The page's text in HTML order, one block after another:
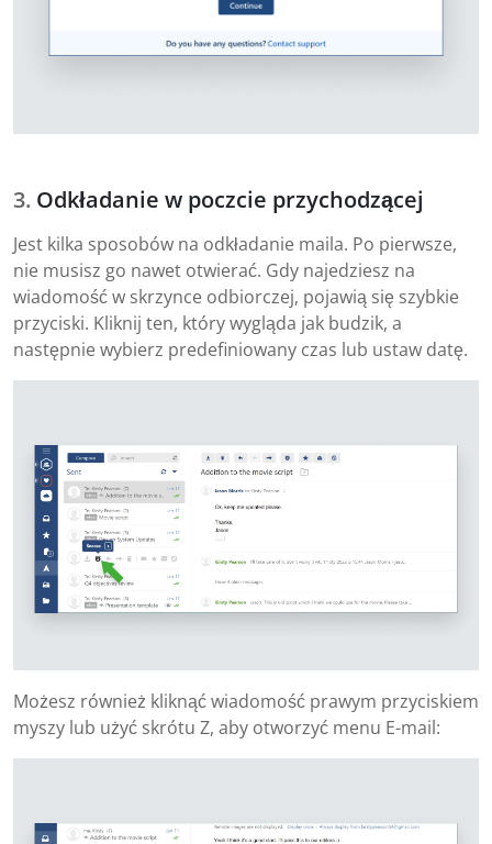
Odkładanie w poczcie przychodzącej
Jest kilka sposobów na odkładanie maila. Po pierwsze,
nie musisz go nawet otwierać. Gdy najedziesz na
wiadomość w skrzynce odbiorczej, pojawią się szybkie
przyciski. Kliknij ten, który wygląda jak budzik, a
następnie wybierz predefiniowany czas lub ustaw datę.
Możesz również kliknąć wiadomość prawym przyciskiem
myszy lub użyć skrótu Z, aby otworzyć menu E-mail: